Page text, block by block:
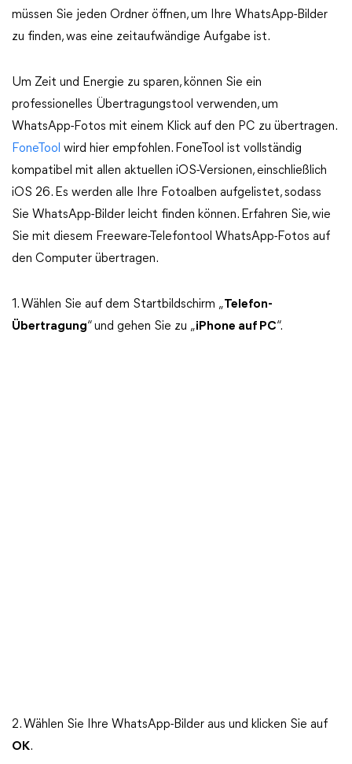
müssen Sie jeden Ordner öffnen, um Ihre WhatsApp-Bilder
zu finden, was eine zeitaufwändige Aufgabe ist.
Um Zeit und Energie zu sparen, können Sie ein
professionelles Übertragungstool verwenden, um
WhatsApp-Fotos mit einem Klick auf den PC zu übertragen.
FoneTool wird hier empfohlen. FoneTool ist vollständig
kompatibel mit allen aktuellen iOS-Versionen, einschließlich
iOS 26. Es werden alle Ihre Fotoalben aufgelistet, sodass
Sie WhatsApp-Bilder leicht finden können. Erfahren Sie, wie
Sie mit diesem Freeware-Telefontool WhatsApp-Fotos auf
den Computer übertragen.
1. Wählen Sie auf dem Startbildschirm „Telefon-
Übertragung“ und gehen Sie zu „iPhone auf PC“.
2. Wählen Sie Ihre WhatsApp-Bilder aus und klicken Sie auf
OK.